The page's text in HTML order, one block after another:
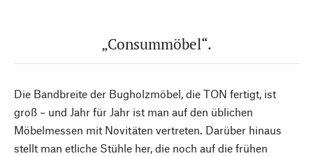
„Consummöbel“.
Die Bandbreite der Bugholzmöbel, die TON fertigt, ist
groß – und Jahr für Jahr ist man auf den üblichen
Möbelmessen mit Novitäten vertreten. Darüber hinaus
stellt man etliche Stühle her, die noch auf die frühen